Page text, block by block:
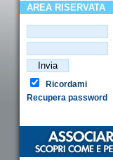
AREA RISERVATA
Ricordami
Recupera password